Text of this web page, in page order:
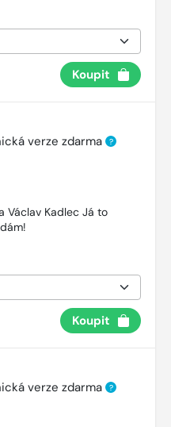
Koupit
verze zdarma ?
Václav Kadlec Já to
Koupit
verze zdarma ?